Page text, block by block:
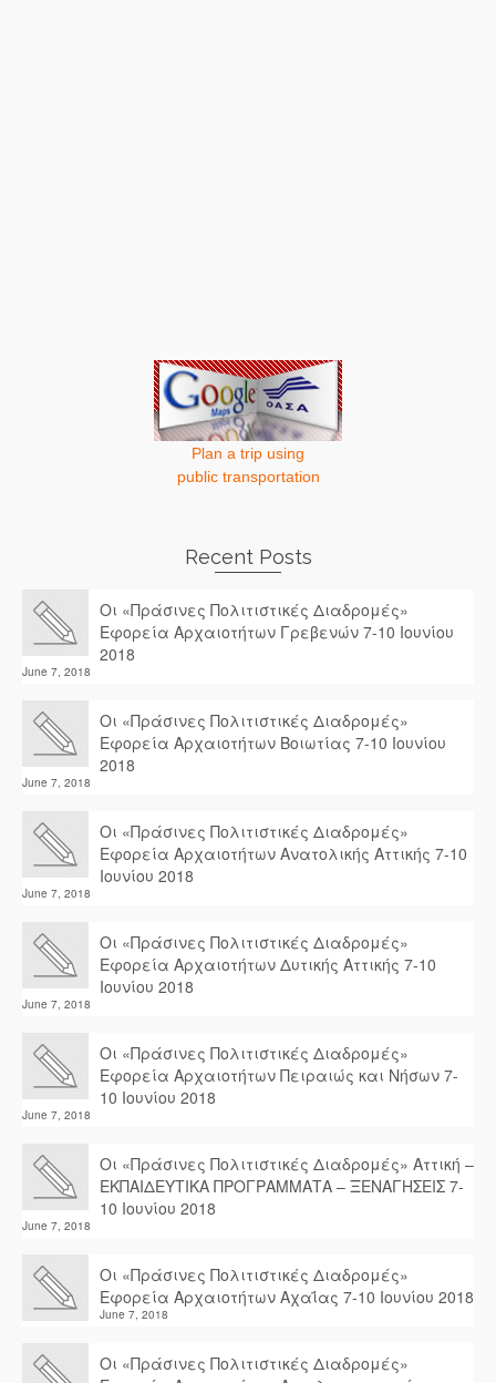
Plan a trip using
public transportation
Recent Posts
Οι «Πράσινες Πολιτιστικές Διαδρομές»
Εφορεία Αρχαιοτήτων Γρεβενών 7-10 Ιουνίου
2018
June 7, 2018
Οι «Πράσινες Πολιτιστικές Διαδρομές»
Εφορεία Αρχαιοτήτων Βοιωτίας 7-10 Ιουνίου
2018
June 7, 2018
Οι «Πράσινες Πολιτιστικές Διαδρομές»
Εφορεία Αρχαιοτήτων Ανατολικής Αττικής 7-10
Ιουνίου 2018
June 7, 2018
Οι «Πράσινες Πολιτιστικές Διαδρομές»
Εφορεία Αρχαιοτήτων Δυτικής Αττικής 7-10
Ιουνίου 2018
June 7, 2018
Οι «Πράσινες Πολιτιστικές Διαδρομές»
Εφορεία Αρχαιοτήτων Πειραιώς και Νήσων 7-
10 Ιουνίου 2018
June 7, 2018
Οι «Πράσινες Πολιτιστικές Διαδρομές» Αττική –
ΕΚΠΑΙΔΕΥΤΙΚΑ ΠΡΟΓΡΑΜΜΑΤΑ – ΞΕΝΑΓΗΣΕΙΣ 7-
10 Ιουνίου 2018
June 7, 2018
Οι «Πράσινες Πολιτιστικές Διαδρομές»
Εφορεία Αρχαιοτήτων Αχαΐας 7-10 Ιουνίου 2018
June 7, 2018
Οι «Πράσινες Πολιτιστικές Διαδρομές»